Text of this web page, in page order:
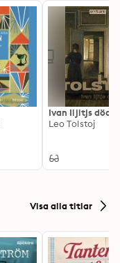
Ivan Iljitjs död
Leo Tolstoj
Visa alla titlar